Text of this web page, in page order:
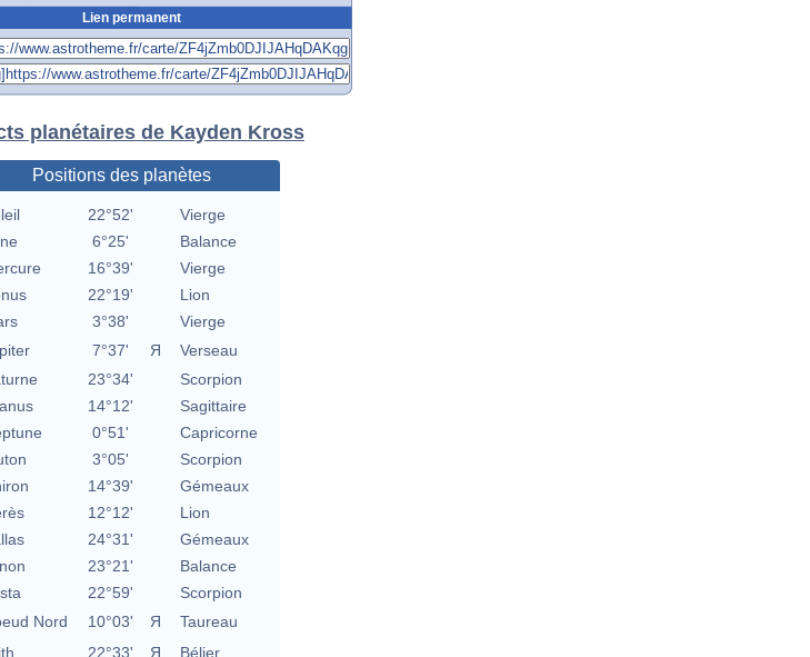
Lien permanent
planétaires de Kayden Kross
Positions des planètes
22°52'
Vierge
6°25'
Balance
16°39'
Vierge
22°19'
Lion
3°38'
Vierge
7°37' Я
Verseau
23°34'
Scorpion
14°12'
Sagittaire
0°51'
Capricorne
3°05'
Scorpion
14°39'
Gémeaux
12°12'
Lion
24°31'
Gémeaux
23°21'
Balance
22°59'
Scorpion
Nord
10°03' Я
Taureau
22°33' Я Bélier